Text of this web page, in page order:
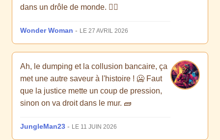
dans un drôle de monde. 🤷‍♀️
Wonder Woman - LE 27 AVRIL 2026
Ah, le dumping et la collusion bancaire, ça
met une autre saveur à l'histoire ! 🥶 Faut
que la justice mette un coup de pression,
sinon on va droit dans le mur. 🧱
JungleMan23 - LE 11 JUIN 2026